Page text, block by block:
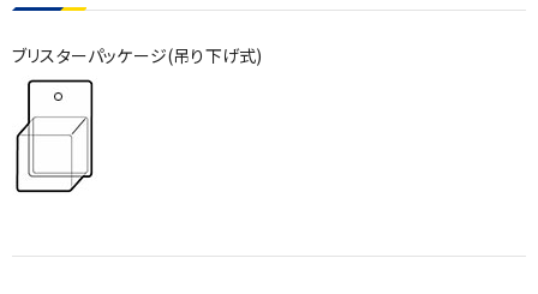
ブリスターパッケージ(吊り下げ式)